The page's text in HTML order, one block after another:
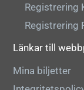
Registrering
Registrering
Länkar till
Mina biljetter